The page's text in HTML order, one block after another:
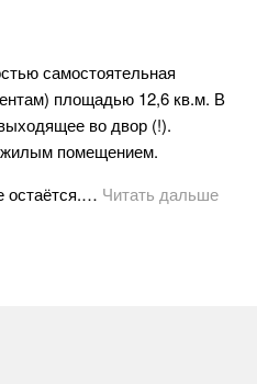
самостоятельная
площадью 12,6 кв.м. В
во двор (!).
помещением.
остаётся.… Читать дальше